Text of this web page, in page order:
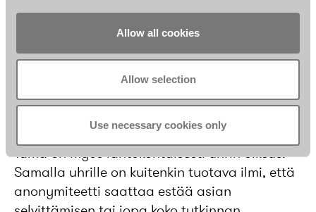
Allow all cookies
Allow selection
Use necessary cookies only
Salassapito ja sensitiivisyys
Tietosuojanäkökohdat ovat keskeisiä.
Mahdollinen uhri voi kokea tarvetta pitää
ylipäänsä kaikilta tutkintaan osallistujilta.
Tämä on myös lähtökohtaisesti uhrin oikeus.
Samalla uhrille on kuitenkin tuotava ilmi, että
anonymiteetti saattaa estää asian